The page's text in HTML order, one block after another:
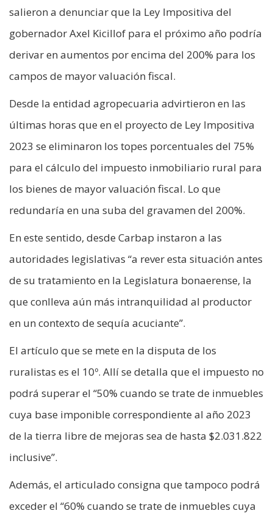
salieron a denunciar que la Ley Impositiva del
gobernador Axel Kicillof para el próximo año podría
derivar en aumentos por encima del 200% para los
campos de mayor valuación fiscal.
Desde la entidad agropecuaria advirtieron en las
últimas horas que en el proyecto de Ley Impositiva
2023 se eliminaron los topes porcentuales del 75%
para el cálculo del impuesto inmobiliario rural para
los bienes de mayor valuación fiscal. Lo que
redundaría en una suba del gravamen del 200%.
En este sentido, desde Carbap instaron a las
autoridades legislativas “a rever esta situación antes
de su tratamiento en la Legislatura bonaerense, la
que conlleva aún más intranquilidad al productor
en un contexto de sequía acuciante”.
El artículo que se mete en la disputa de los
ruralistas es el 10º. Allí se detalla que el impuesto no
podrá superar el “50% cuando se trate de inmuebles
cuya base imponible correspondiente al año 2023
de la tierra libre de mejoras sea de hasta $2.031.822
inclusive”.
Además, el articulado consigna que tampoco podrá
exceder el “60% cuando se trate de inmuebles cuya